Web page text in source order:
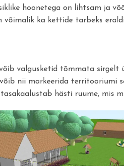
hoonetega on lihtsam ja
ka kettide tarbeks
valgusketid tõmmata
nii markeerida territooriumi
hästi ruume, mis